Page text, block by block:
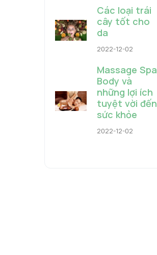
Các loại trái
cây tốt cho
da
2022-12-02
Massage Spa
Body và
những lợi ích
tuyệt vời đến
sức khỏe
2022-12-02